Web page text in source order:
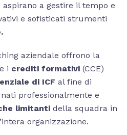
a gestire il tempo e
e sofisticati strumenti
aziendale offrono la
i crediti formativi (CCE)
di ICF al fine di
professionalmente e
limitanti della squadra in
organizzazione.